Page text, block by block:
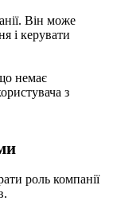
Він може
і керувати
немає
з
роль компанії